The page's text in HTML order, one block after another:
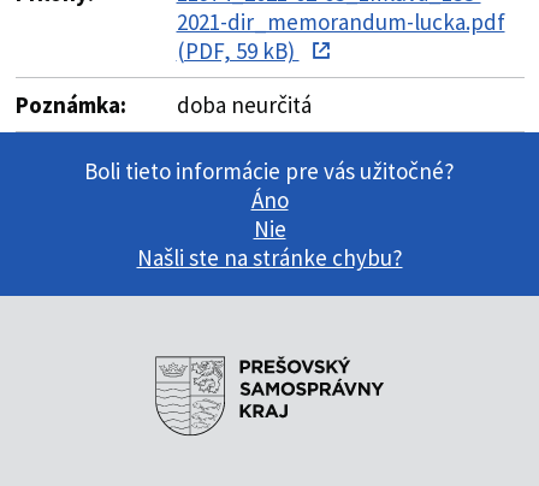
2021-dir_memorandum-lucka.pdf
(PDF, 59 kB)
Poznámka:
doba neurčitá
Boli tieto informácie pre vás užitočné?
Áno
Nie
Našli ste na stránke chybu?